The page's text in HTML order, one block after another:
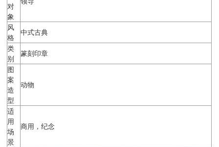
对
象
风
格
中式古典
类
别
篆刻印章
图
案
造
型
动物
适
用
场
景
商用，纪念